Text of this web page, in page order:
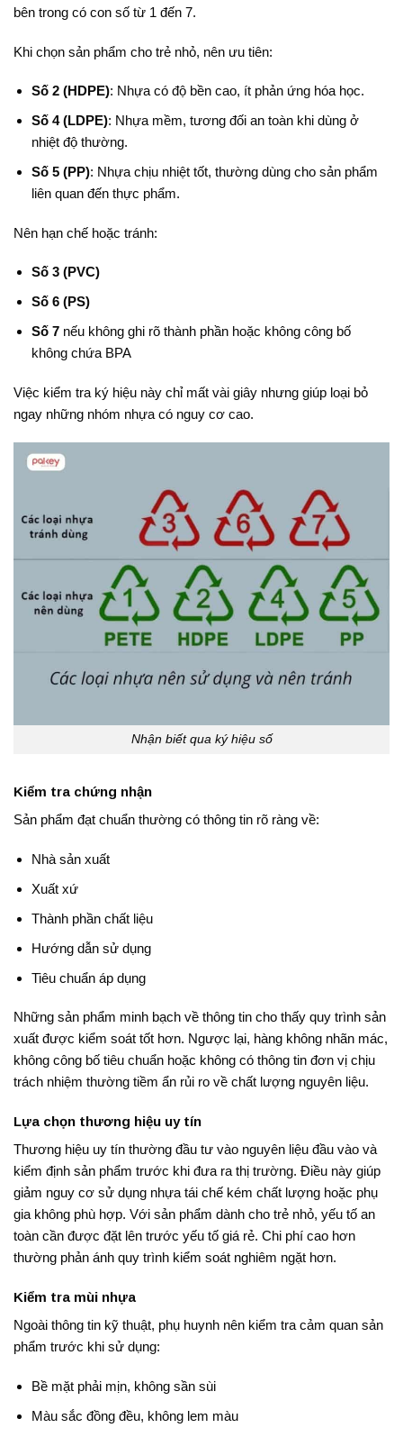
bên trong có con số từ 1 đến 7.
Khi chọn sản phẩm cho trẻ nhỏ, nên ưu tiên:
Số 2 (HDPE): Nhựa có độ bền cao, ít phản ứng hóa học.
Số 4 (LDPE): Nhựa mềm, tương đối an toàn khi dùng ở
nhiệt độ thường.
Số 5 (PP): Nhựa chịu nhiệt tốt, thường dùng cho sản phẩm
liên quan đến thực phẩm.
Nên hạn chế hoặc tránh:
Số 3 (PVC)
Số 6 (PS)
Số 7nếu không ghi rõ thành phần hoặc không công bố
không chứa BPA
Việc kiểm tra ký hiệu này chỉ mất vài giây nhưng giúp loại bỏ
ngay những nhóm nhựa có nguy cơ cao.
Nhận biết qua ký hiệu số
Kiểm tra chứng nhận
Sản phẩm đạt chuẩn thường có thông tin rõ ràng về:
Nhà sản xuất
Xuất xứ
Thành phần chất liệu
Hướng dẫn sử dụng
Tiêu chuẩn áp dụng
Những sản phẩm minh bạch về thông tin cho thấy quy trình sản
xuất được kiểm soát tốt hơn. Ngược lại, hàng không nhãn mác,
không công bố tiêu chuẩn hoặc không có thông tin đơn vị chịu
trách nhiệm thường tiềm ẩn rủi ro về chất lượng nguyên liệu.
Lựa chọn thương hiệu uy tín
Thương hiệu uy tín thường đầu tư vào nguyên liệu đầu vào và
kiểm định sản phẩm trước khi đưa ra thị trường. Điều này giúp
giảm nguy cơ sử dụng nhựa tái chế kém chất lượng hoặc phụ
gia không phù hợp. Với sản phẩm dành cho trẻ nhỏ, yếu tố an
toàn cần được đặt lên trước yếu tố giá rẻ. Chi phí cao hơn
thường phản ánh quy trình kiểm soát nghiêm ngặt hơn.
Kiểm tra mùi nhựa
Ngoài thông tin kỹ thuật, phụ huynh nên kiểm tra cảm quan sản
phẩm trước khi sử dụng:
Bề mặt phải mịn, không sần sùi
Màu sắc đồng đều, không lem màu